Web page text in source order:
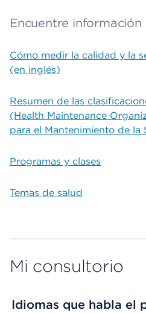
Encuentre información
Cómo medir la calidad y la
(en inglés)
Resumen de las
(Health Maintenance
para el Mantenimiento de la
Programas y clases
Temas de salud
Mi consultorio
Idiomas que habla el